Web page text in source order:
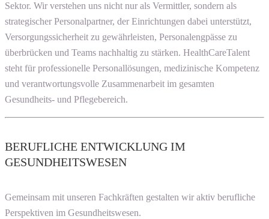
Sektor. Wir verstehen uns nicht nur als Vermittler, sondern als
strategischer Personalpartner, der Einrichtungen dabei unterstützt,
Versorgungssicherheit zu gewährleisten, Personalengpässe zu
überbrücken und Teams nachhaltig zu stärken. HealthCareTalent
steht für professionelle Personallösungen, medizinische Kompetenz
und verantwortungsvolle Zusammenarbeit im gesamten
Gesundheits- und Pflegebereich.
BERUFLICHE ENTWICKLUNG IM
GESUNDHEITSWESEN
Gemeinsam mit unseren Fachkräften gestalten wir aktiv berufliche
Perspektiven im Gesundheitswesen.